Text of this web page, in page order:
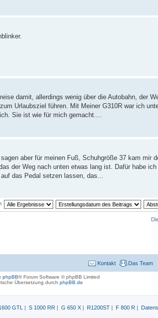
damit, allerdings wenig über die Autobahn, der
Urlaubsziel führen. Mit Meiner G310R war ich
Sie ist wie für mich gemacht....
aber für meinen Fuß, Schuhgröße 37 kam mir
der Weg nach unten etwas lang ist. Dafür habe ich
das Pedal setzen lassen, das...
Das Team
Kontakt
phpBB® Forum Software © phpBB Limited
Übersetzung durch phpBB.de
GTL | S 1000 RR | G 650 X| R1200ST| F 800 R |